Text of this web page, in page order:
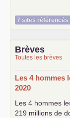
7 sites
Brèves
Toutes les brèves
Les 4 hommes
2020
Les 4 hommes
219 millions de